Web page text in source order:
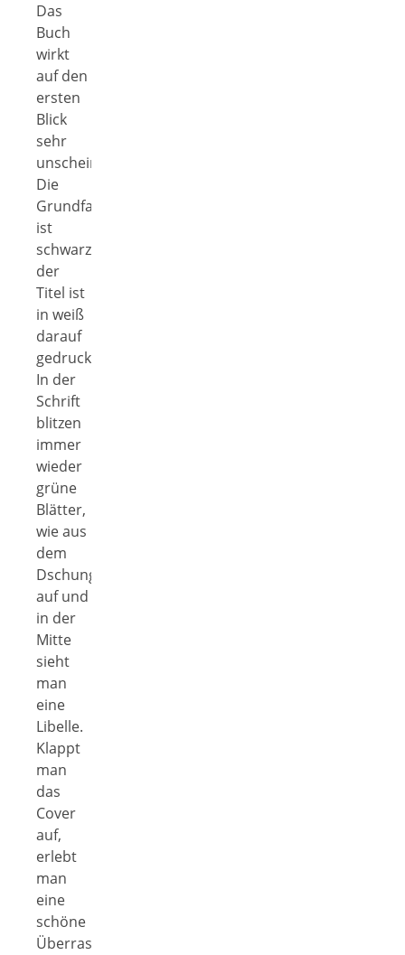
Das
Buch
wirkt
auf den
ersten
Blick
sehr
unscheinbar.
Die
Grundfarbe
ist
schwarz,
der
Titel ist
in weiß
darauf
gedruckt.
In der
Schrift
blitzen
immer
wieder
grüne
Blätter,
wie aus
dem
Dschungel
auf und
in der
Mitte
sieht
man
eine
Libelle.
Klappt
man
das
Cover
auf,
erlebt
man
eine
schöne
Überraschung.